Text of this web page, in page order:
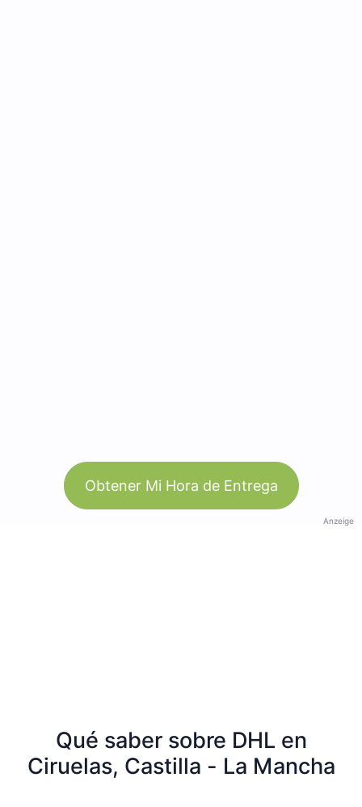
Obtener Mi Hora de Entrega
Anzeige
Qué saber sobre DHL en
Ciruelas, Castilla - La Mancha